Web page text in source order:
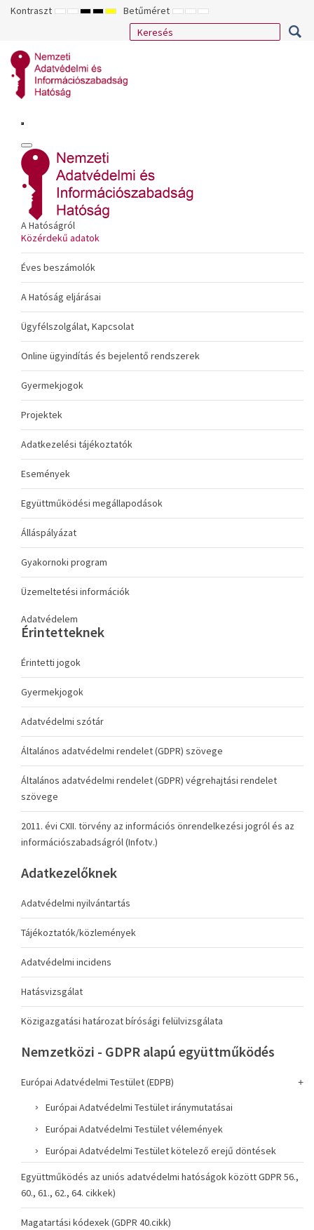
Kontraszt ALAPÉRTELMEZETT
ÉJSZAKAI
NAGY
KONTRASZTÚ
NAGY
KONTRASZTÚ
NAGY
KONTRASZTÚ
SÁRGA
FEKETE
Betűméret KISEBB
BETŰTÍPUS
ALAPÉRTELMEZETT
BETŰMÉRET
NAGYOBB
BETŰMÉRET
A Hatóságról
Közérdekű adatok
Éves beszámolók
A Hatóság eljárásai
Ügyfélszolgálat, Kapcsolat
Online ügyindítás és bejelentő rendszerek
Gyermekjogok
Projektek
Adatkezelési tájékoztatók
Események
Együttműködési megállapodások
Álláspályázat
Gyakornoki program
Üzemeltetési információk
Adatvédelem
Érintetteknek
Érintetti jogok
Gyermekjogok
Adatvédelmi szótár
Általános adatvédelmi rendelet (GDPR) szövege
Általános adatvédelmi rendelet (GDPR) végrehajtási rendelet
szövege
2011. évi CXII. törvény az információs önrendelkezési jogról és az
információszabadságról (Infotv.)
Adatkezelőknek
Adatvédelmi nyilvántartás
Tájékoztatók/közlemények
Adatvédelmi incidens
Hatásvizsgálat
Közigazgatási határozat bírósági felülvizsgálata
Nemzetközi - GDPR alapú együttműködés
Európai Adatvédelmi Testület (EDPB)
Európai Adatvédelmi Testület iránymutatásai
Európai Adatvédelmi Testület vélemények
Európai Adatvédelmi Testület kötelező erejű döntések
Együttműködés az uniós adatvédelmi hatóságok között GDPR 56.,
60., 61., 62., 64. cikkek)
Magatartási kódexek (GDPR 40.cikk)